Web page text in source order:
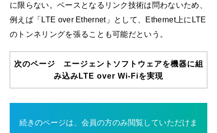
に限らない。ベースとなるリンク技術は問わないため、
例えば「LTE over Ethernet」として、Ethernet上にLTE
のトンネリングを張ることも可能だという。
次のページ エージェントソフトウェアを機器に組
み込みLTE over Wi-Fiを実現
続きのページは、会員の方のみ閲覧していただけま